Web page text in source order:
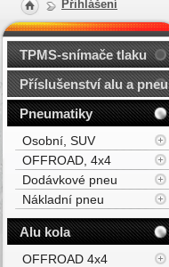
Přihlášení
TPMS-snímače tlaku
Příslušenství alu a pneu
Pneumatiky
Osobní, SUV
OFFROAD, 4x4
Dodávkové pneu
Nákladní pneu
Alu kola
OFFROAD 4x4